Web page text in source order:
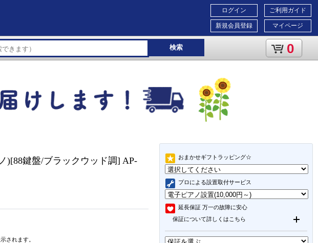
ご利用ガイド
マイページ
ログイン
新規会員登録
検索 0
おまかせギフトラッピング☆
プロによる設置取付サービス
延長保証 万一の故障に安心
保証について詳しくはこちら
)[88鍵盤/ブラックウッド調] AP-
されます。